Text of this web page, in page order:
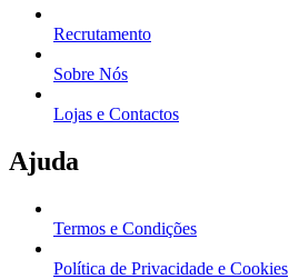
Recrutamento
Sobre Nós
Lojas e Contactos
Ajuda
Termos e Condições
Política de Privacidade e Cookies